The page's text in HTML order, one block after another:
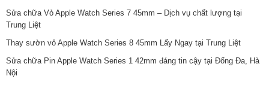
Sửa chữa Vỏ Apple Watch Series 7 45mm – Dịch vụ chất lượng tại
Trung Liệt
Thay sườn vỏ Apple Watch Series 8 45mm Lấy Ngay tại Trung Liệt
Sửa chữa Pin Apple Watch Series 1 42mm đáng tin cậy tại Đống Đa, Hà
Nội